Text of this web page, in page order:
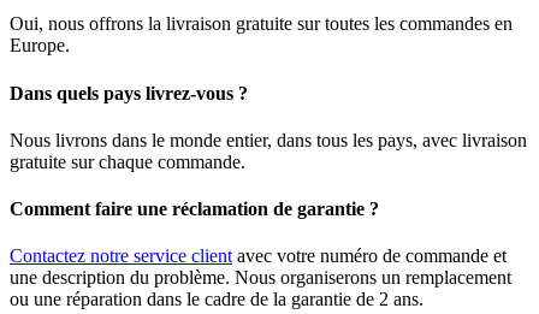
Oui, nous offrons la livraison gratuite sur toutes les commandes en
Europe.
Dans quels pays livrez-vous ?
Nous livrons dans le monde entier, dans tous les pays, avec livraison
gratuite sur chaque commande.
Comment faire une réclamation de garantie ?
Contactez notre service clientavec votre numéro de commande et
une description du problème. Nous organiserons un remplacement
ou une réparation dans le cadre de la garantie de 2 ans.